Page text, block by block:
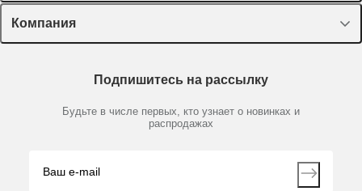
Пластик, стекло, принадлежности
Химические реактивы, препараты, наборы
Производители
Лекторий Диаэм
Доставка и оплата
Мобильное приложение
Компания
Партнеры
Контакты
Подпишитесь на рассылку
Будьте в числе первых, кто узнает о новинках и
распродажах